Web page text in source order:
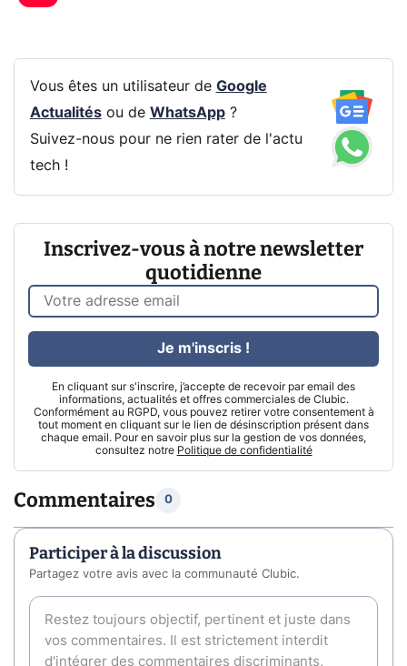
Vous êtes un utilisateur de Google
Actualitésou de WhatsApp?
Suivez-nous pour ne rien rater de l'actu
tech !
Inscrivez-vous à notre newsletter
quotidienne
En cliquant sur s'inscrire, j’accepte de recevoir par email des
informations, actualités et offres commerciales de Clubic.
Conformément au RGPD, vous pouvez retirer votre consentement à
tout moment en cliquant sur le lien de désinscription présent dans
chaque email. Pour en savoir plus sur la gestion de vos données,
consultez notre Politique de confidentialité
Je m'inscris !
Commentaires 0
Participer à la discussion
Partagez votre avis avec la communauté Clubic.